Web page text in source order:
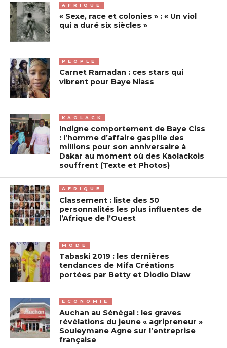
AFRIQUE
« Sexe, race et colonies » : « Un viol
qui a duré six siècles »
PEOPLE
Carnet Ramadan : ces stars qui
vibrent pour Baye Niass
KAOLACK
Indigne comportement de Baye Ciss
: l’homme d’affaire gaspille des
millions pour son anniversaire à
Dakar au moment où des Kaolackois
souffrent (Texte et Photos)
AFRIQUE
Classement : liste des 50
personnalités les plus influentes de
l’Afrique de l’Ouest
MODE
Tabaski 2019 : les dernières
tendances de Mifa Créations
portées par Betty et Diodio Diaw
ECONOMIE
Auchan au Sénégal : les graves
révélations du jeune « agripreneur »
Souleymane Agne sur l’entreprise
française